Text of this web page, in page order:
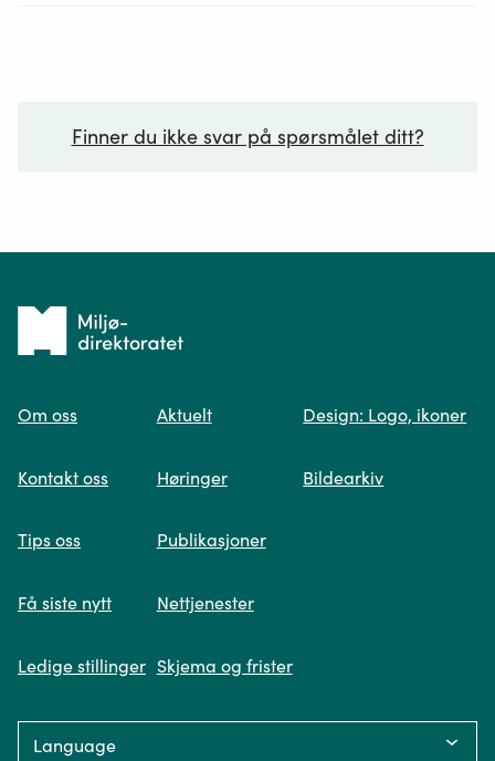
Finner du ikke svar på spørsmålet ditt?
Spør oss
søk og viser deg vår mest relevante
Tilbake
forsiden
Om oss
Kontakt oss
Tips oss
Få siste nytt
Ledige stillinger
Aktuelt
Høringer
Publikasjoner
Nettjenester
Skjema og frister
Design: Logo, ikoner
Bildearkiv